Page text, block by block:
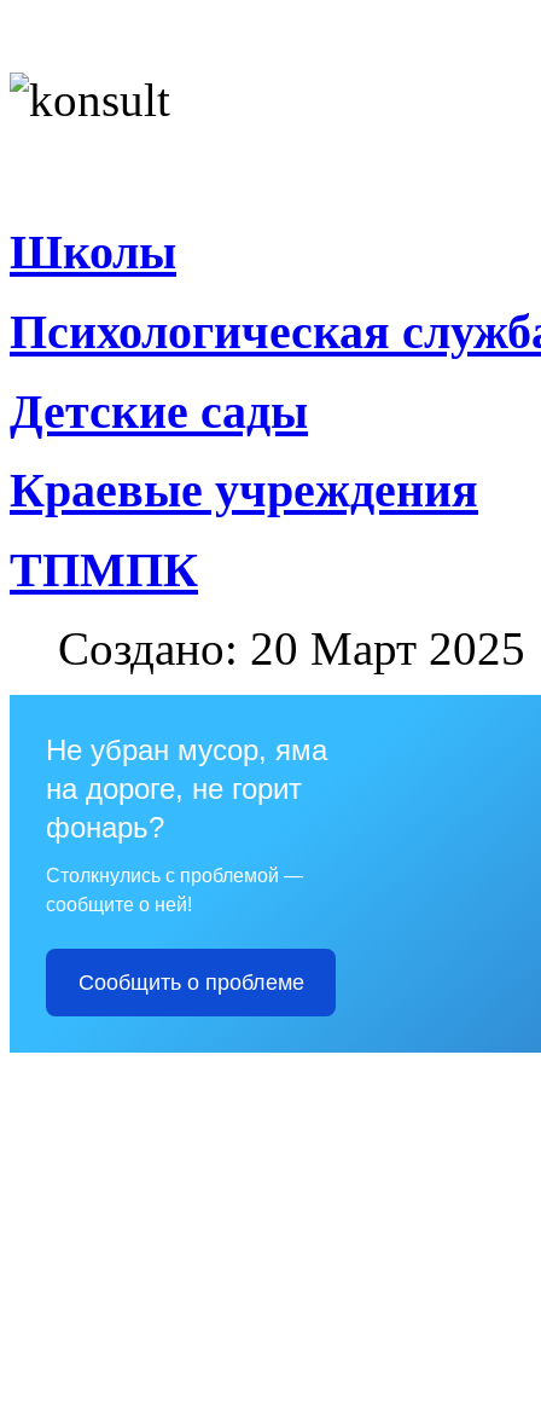
Школы
Психологическая
Детские сады
Краевые учреждения
ТПМПК
Создано: 20 Март 2025
Не убран мусор, яма
на дороге, не горит
фонарь?
Столкнулись с проблемой —
сообщите о ней!
Сообщить о проблеме